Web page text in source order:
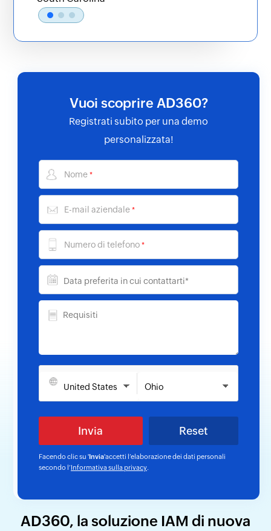
Business, Power BI e altri da un'unica
console.
Vuoi scoprire AD360?
Registrati subito per una demo
personalizzata!
Nome *
E-mail aziendale *
Numero di telefono *
Facendo clic su ' Invia'accetti l’elaborazione dei dati personali
secondo l’ Informativa sulla privacy
AD360, la soluzione IAM di nuova